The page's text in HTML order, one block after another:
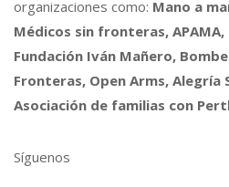
organizaciones como: Mano a
Médicos sin fronteras,
Fundación Iván Mañero,
Fronteras, Open Arms, Alegría
Asociación de familias con
Síguenos